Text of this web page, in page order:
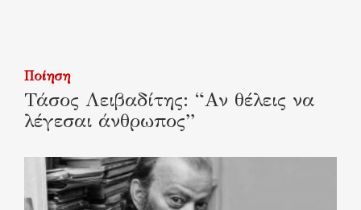
Ποίηση
Τάσος Λειβαδίτης: “Αν θέλεις να
λέγεσαι άνθρωπος”